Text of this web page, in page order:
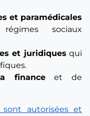
et paramédicales
sociaux
et juridiques qui
financeet de
sont autorisées et